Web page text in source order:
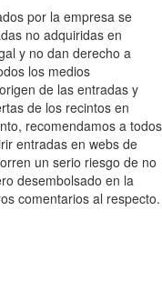
por la empresa se
no adquiridas en
y no dan derecho a
los medios
de las entradas y
de los recintos en
recomendamos a todos
entradas en webs de
un serio riesgo de no
desembolsado en la
comentarios al respecto.